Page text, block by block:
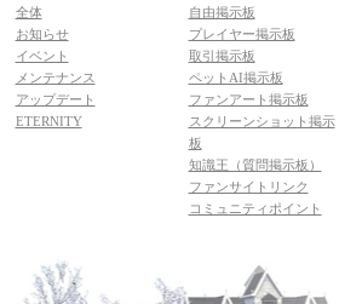
全体
お知らせ
イベント
メンテナンス
アップデート
ETERNITY
自由掲示板
プレイヤー掲示板
取引掲示板
ペットAI掲示板
ファンアート掲示板
スクリーンショット掲示
板
知識王（質問掲示板）
ファンサイトリンク
コミュニティポイント